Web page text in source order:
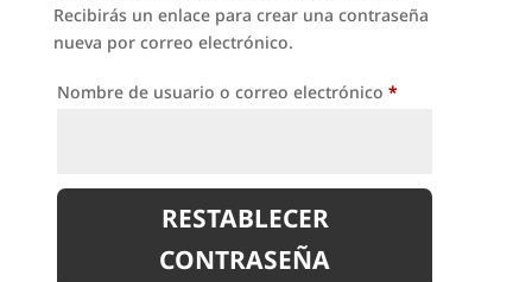
Recibirás un enlace para crear una contraseña
nueva por correo electrónico.
Nombre de usuario o correo electrónico *Obligatorio
RESTABLECER
CONTRASEÑA